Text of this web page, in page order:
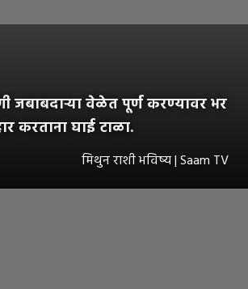
जबाबदाऱ्या वेळेत पूर्ण करण्यावर भर
करताना घाई टाळा.
मिथुन राशी भविष्य | Saam TV